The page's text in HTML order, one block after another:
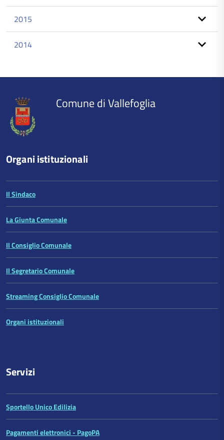
2015
2014
del
Comune di Vallefoglia
Organi istituzionali
Il Sindaco
La Giunta Comunale
Il Consiglio Comunale
Il Segretario Comunale
Streaming Consiglio Comunale
Organi istituzionali
Servizi
Sportello Unico Edilizia
Pagamenti elettronici - PagoPA